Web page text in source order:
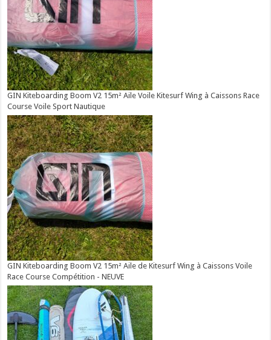
GIN Kiteboarding Boom V2 15m² Aile Voile Kitesurf Wing à Caissons Race
Course Voile Sport Nautique
GIN Kiteboarding Boom V2 15m² Aile de Kitesurf Wing à Caissons Voile
Race Course Compétition - NEUVE